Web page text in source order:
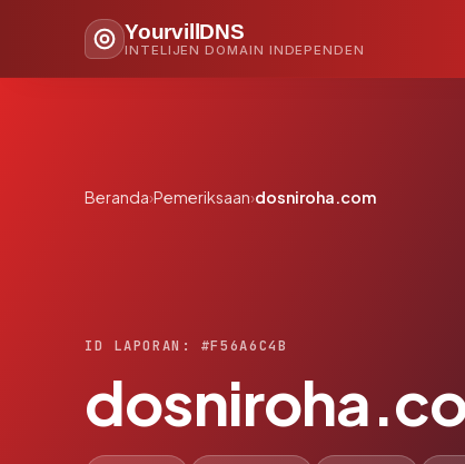
YourvillDNS
INTELIJEN DOMAIN INDEPENDEN
Beranda›Pemeriksaan›dosniroha.com
ID LAPORAN: #F56A6C4B